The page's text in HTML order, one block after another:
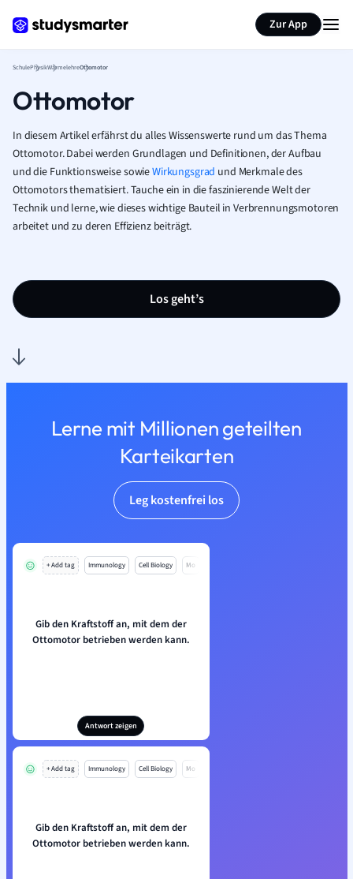
Zur App
SchulePhysikWärmelehreOttomotor
Ottomotor
In diesem Artikel erfährst du alles Wissenswerte rund um das Thema
Ottomotor. Dabei werden Grundlagen und Definitionen, der Aufbau
und die Funktionsweise sowieWirkungsgrad und Merkmale des
Ottomotors thematisiert. Tauche ein in die faszinierende Welt der
Technik und lerne, wie dieses wichtige Bauteil in Verbrennungsmotoren
arbeitet und zu deren Effizienz beiträgt.
Los geht’s
Lerne mit Millionen geteilten
Karteikarten
Leg kostenfrei los
+ Add tag Immunology Cell Biology Mo
Gib den Kraftstoff an, mit dem der
Ottomotor betrieben werden kann.
Antwort zeigen
+ Add tag Immunology Cell Biology Mo
Gib den Kraftstoff an, mit dem der
Ottomotor betrieben werden kann.
Seite zusammenfassen